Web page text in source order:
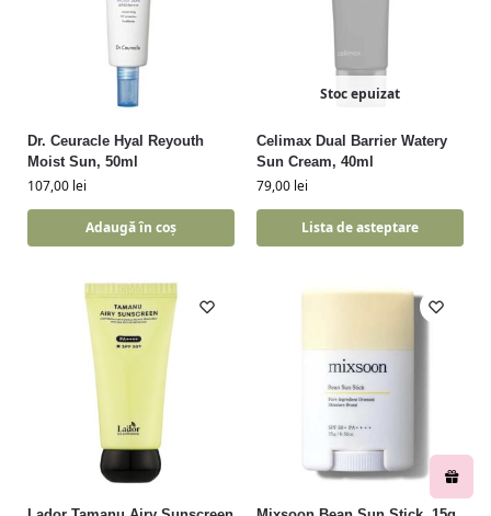
Dr. Ceuracle Hyal Reyouth
Moist Sun, 50ml
107,00 lei
Adaugă în coș
Stoc epuizat
Celimax Dual Barrier Watery
Sun Cream, 40ml
79,00 lei
Lista de asteptare